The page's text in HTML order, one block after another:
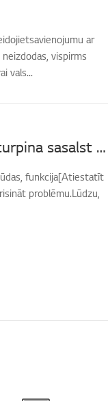
ar
vispirms
vals...
Kā rūpnīcā atiestatīt LG televizoru, ja tas turpina sasalst vai rāda kļūdas?
funkcija[Atiestatīt
problēmu.Lūdzu,